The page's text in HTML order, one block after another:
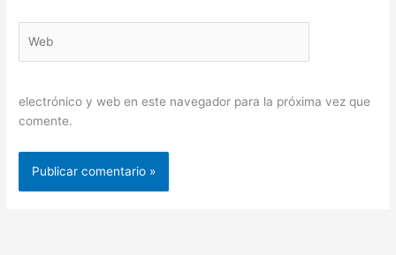
electrónico y web en este navegador para la próxima vez que
comente.